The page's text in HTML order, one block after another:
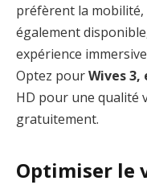
préfèrent la
également
expérience
Optez pourWives 3,
HD pour une qualité
gratuitement.
Optimiser le